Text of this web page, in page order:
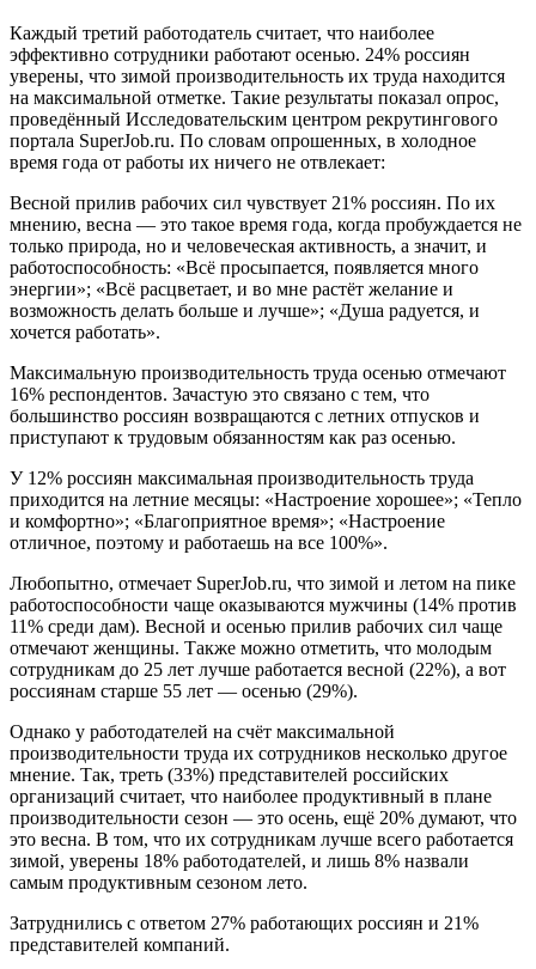
Каждый третий работодатель считает, что наиболее
эффективно сотрудники работают осенью. 24% россиян
уверены, что зимой производительность их труда находится
на максимальной отметке. Такие результаты показал опрос,
проведённый Исследовательским центром рекрутингового
портала SuperJob.ru. По словам опрошенных, в холодное
время года от работы их ничего не отвлекает:
Весной прилив рабочих сил чувствует 21% россиян. По их
мнению, весна — это такое время года, когда пробуждается не
только природа, но и человеческая активность, а значит, и
работоспособность: «Всё просыпается, появляется много
энергии»; «Всё расцветает, и во мне растёт желание и
возможность делать больше и лучше»; «Душа радуется, и
хочется работать».
Максимальную производительность труда осенью отмечают
16% респондентов. Зачастую это связано с тем, что
большинство россиян возвращаются с летних отпусков и
приступают к трудовым обязанностям как раз осенью.
У 12% россиян максимальная производительность труда
приходится на летние месяцы: «Настроение хорошее»; «Тепло
и комфортно»; «Благоприятное время»; «Настроение
отличное, поэтому и работаешь на все 100%».
Любопытно, отмечает SuperJob.ru, что зимой и летом на пике
работоспособности чаще оказываются мужчины (14% против
11% среди дам). Весной и осенью прилив рабочих сил чаще
отмечают женщины. Также можно отметить, что молодым
сотрудникам до 25 лет лучше работается весной (22%), а вот
россиянам старше 55 лет — осенью (29%).
Однако у работодателей на счёт максимальной
производительности труда их сотрудников несколько другое
мнение. Так, треть (33%) представителей российских
организаций считает, что наиболее продуктивный в плане
производительности сезон — это осень, ещё 20% думают, что
это весна. В том, что их сотрудникам лучше всего работается
зимой, уверены 18% работодателей, и лишь 8% назвали
самым продуктивным сезоном лето.
Затруднились с ответом 27% работающих россиян и 21%
представителей компаний.